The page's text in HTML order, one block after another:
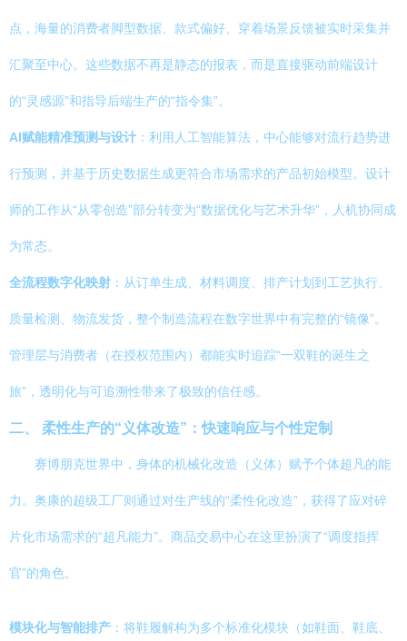
点，海量的消费者脚型数据、款式偏好、穿着场景反馈被实时采集并
汇聚至中心。这些数据不再是静态的报表，而是直接驱动前端设计
的“灵感源”和指导后端生产的“指令集”。
AI赋能精准预测与设计 ：利用人工智能算法，中心能够对流行趋势进
行预测，并基于历史数据生成更符合市场需求的产品初始模型。设计
师的工作从“从零创造”部分转变为“数据优化与艺术升华”，人机协同成
为常态。
全流程数字化映射 ：从订单生成、材料调度、排产计划到工艺执行、
质量检测、物流发货，整个制造流程在数字世界中有完整的“镜像”。
管理层与消费者（在授权范围内）都能实时追踪“一双鞋的诞生之
旅”，透明化与可追溯性带来了极致的信任感。
二、 柔性生产的“义体改造”：快速响应与个性定制
赛博朋克世界中，身体的机械化改造（义体）赋予个体超凡的能
力。奥康的超级工厂则通过对生产线的“柔性化改造”，获得了应对碎
片化市场需求的“超凡能力”。商品交易中心在这里扮演了“调度指挥
官”的角色。
模块化与智能排产 ：将鞋履解构为多个标准化模块（如鞋面、鞋底、